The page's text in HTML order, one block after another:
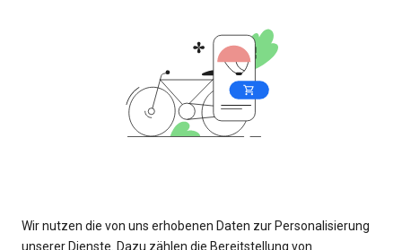
Wir nutzen die von uns erhobenen Daten zur Personalisierung
unserer Dienste. Dazu zählen die Bereitstellung von